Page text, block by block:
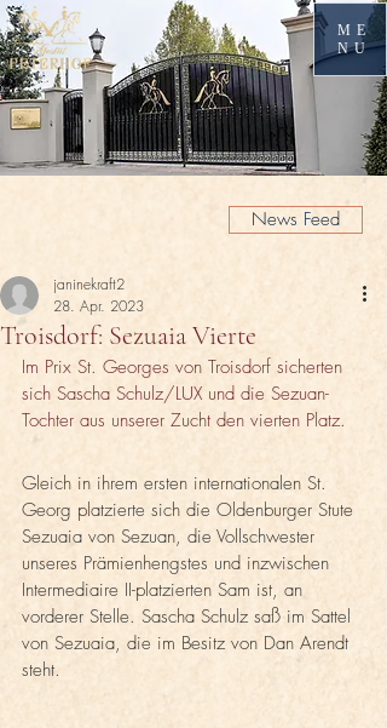
ME
NU
News Feed
Troisdorf: Sezuaia Vierte
janinekraft2
28. Apr. 2023
Im Prix St. Georges von Troisdorf sicherten
sich Sascha Schulz/LUX und die Sezuan-
Tochter aus unserer Zucht den vierten Platz.
Gleich in ihrem ersten internationalen St.
Georg platzierte sich die Oldenburger Stute
Sezuaia von Sezuan, die Vollschwester
unseres Prämienhengstes und inzwischen
Intermediaire II-platzierten Sam ist, an
vorderer Stelle. Sascha Schulz saß im Sattel
von Sezuaia, die im Besitz von Dan Arendt
steht.